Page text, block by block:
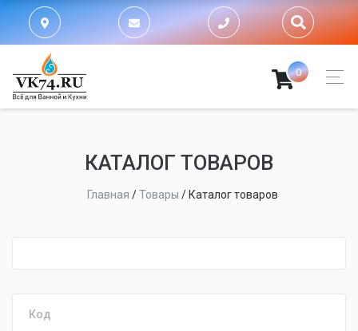
0
КАТАЛОГ ТОВАРОВ
Главная /Товары / Каталог товаров
Код